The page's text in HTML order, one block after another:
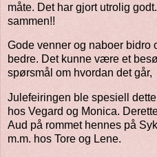
måte. Det har gjort utrolig
sammen!!
Gode venner og naboer bidro
bedre. Det kunne være et
spørsmål om hvordan det går,
Julefeiringen ble spesiell
hos Vegard og Monica.
Aud på rommet hennes på
m.m. hos Tore og Lene.